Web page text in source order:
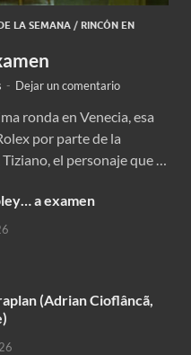
LA SEMANA / RINCÓN EN
- Dejar un comentario
ronda en Venecia, esa
por parte de la
el personaje que …
a examen
(Adrian Cioflâncã,